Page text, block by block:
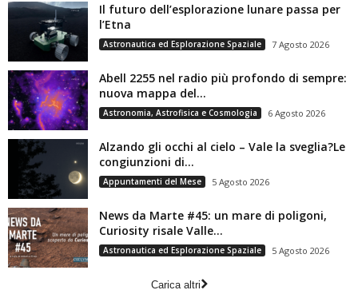
Il futuro dell’esplorazione lunare passa per
l’Etna
Astronautica ed Esplorazione Spaziale 7 Agosto 2026
Abell 2255 nel radio più profondo di sempre:
nuova mappa del...
Astronomia, Astrofisica e Cosmologia 6 Agosto 2026
Alzando gli occhi al cielo – Vale la sveglia?Le
congiunzioni di...
Appuntamenti del Mese 5 Agosto 2026
News da Marte #45: un mare di poligoni,
Curiosity risale Valle...
Astronautica ed Esplorazione Spaziale 5 Agosto 2026
Carica altri